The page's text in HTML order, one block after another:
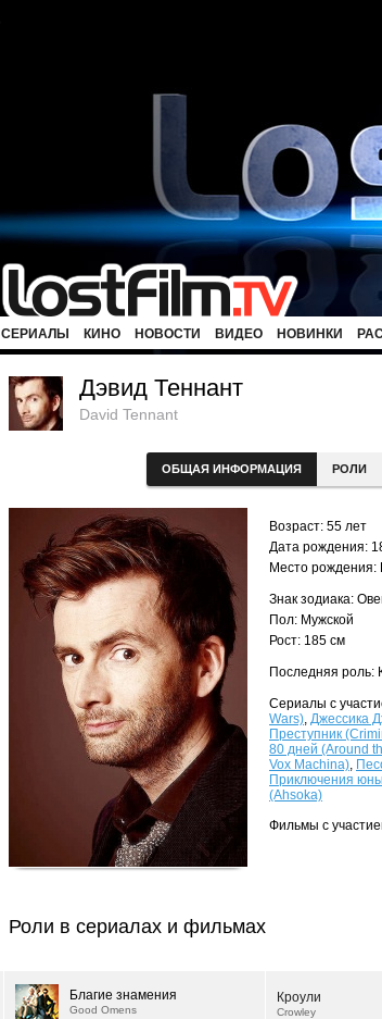
СЕРИАЛЫ КИНО НОВОСТИ ВИДЕО НОВИНКИ
Дэвид Теннант
David Tennant
ОБЩАЯ ИНФОРМАЦИЯ РОЛИ
Возраст: 55 лет
Дата рождения:
Место рождения:
Знак зодиака:
Пол: Мужской
Рост: 185 см
Последняя роль:
Сериалы с
Wars), Джессика
Преступник
80 дней (Around
Vox Machina),
Приключения
(Ahsoka)
Фильмы с
Роли в сериалах и фильмах
Благие знамения
Good Omens
Кроули
Crowley